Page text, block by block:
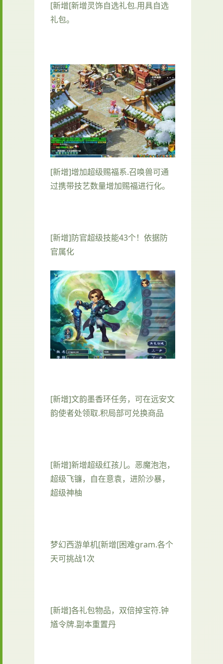
[新增[新增灵饰自选礼包.用具自选
礼包。
[新增]增加超级赐福系.召唤兽可通
过携带技艺数量增加赐福进行化。
[新增]防官超级技能43个！依据防
官属化
[新增]文韵墨香环任务，可在远安文
韵使者处领取.积局部可兑换商品
[新增]新增超级红孩儿。恶魔泡泡，
超级飞镰，自在意袁，进阶沙暴，
超级神柚
梦幻西游单机[新增[困难gram.各个
天可挑战1次
[新增]各礼包物品，双倍掉宝符.钟
馗令牌.副本重置丹